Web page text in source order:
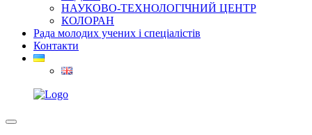
НАУКОВО-ТЕХНОЛОГІЧНИЙ ЦЕНТР
КОЛОРАН
Рада молодих учених і спеціалістів
Контакти